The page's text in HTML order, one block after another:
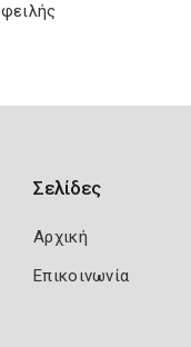
Σελίδες
Αρχική
Επικοινωνία